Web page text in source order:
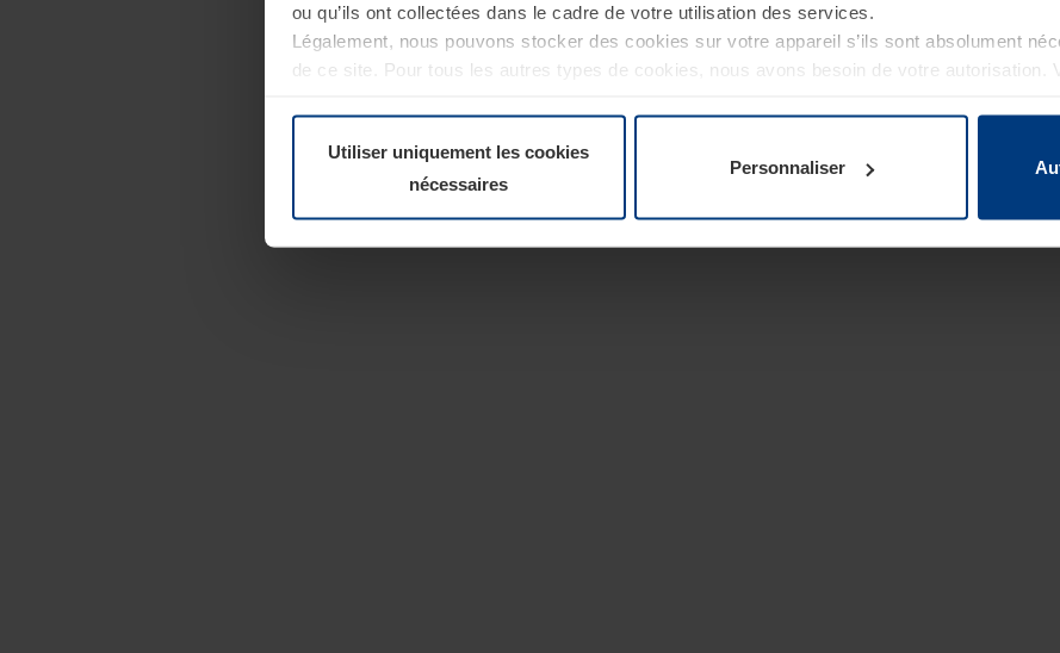
ou qu’ils ont collectées dans le cadre de votre utilisation des services.
Légalement, nous pouvons stocker des cookies sur votre appareil s’ils sont absolument
de ce site. Pour tous les autres types de cookies, nous avons besoin de votre autorisation.
Utiliser uniquement les cookies
nécessaires
Personnaliser